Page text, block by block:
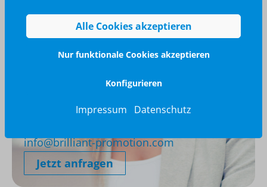
Wir glänzen für Sie
info@brilliant-promotion.com
Jetzt anfragen
Alle Cookies akzeptieren
Nur funktionale Cookies akzeptieren
Konfigurieren
Impressum Datenschutz